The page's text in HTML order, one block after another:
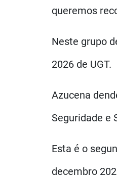
queremos
Neste grupo
2026 de UGT.
Azucena
Seguridade e
Esta é o
decembro